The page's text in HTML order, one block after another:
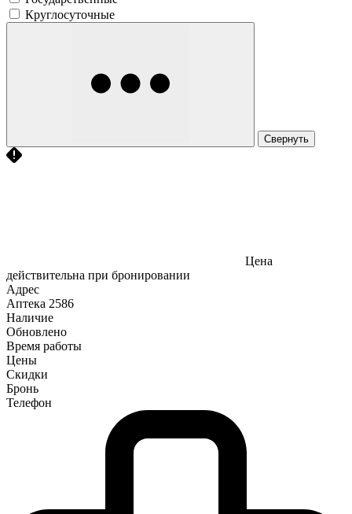
Круглосуточные
Свернуть
Цена
действительна при бронировании
Адрес
Аптека 2586
Наличие
Обновлено
Время работы
Цены
Скидки
Бронь
Телефон